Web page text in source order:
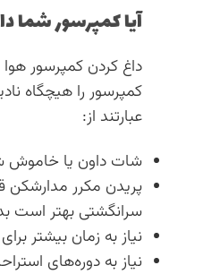
آیا کمپرسور شما
داغ کردن کمپرسور
کمپرسور را هیچگاه
عبارتند از:
شات داون یا خاموش
پریدن مکرر مدارشکن
سرانگشتی بهتر است
نیاز به زمان بیشتر
نیاز به دوره‌های